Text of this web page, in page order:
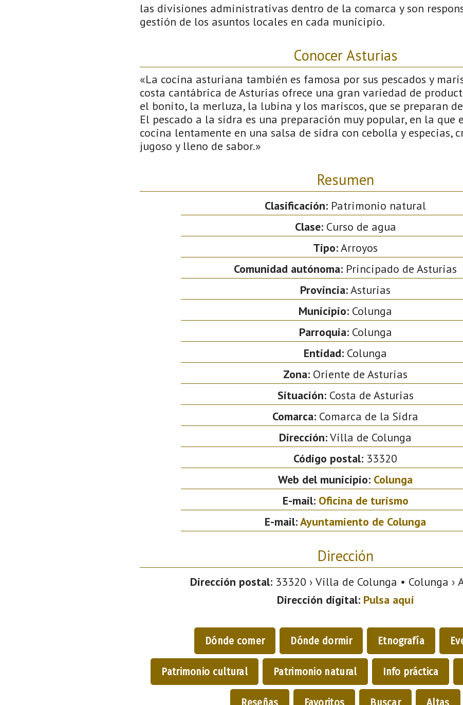
las divisiones administrativas dentro de la comarca y son
gestión de los asuntos locales en cada municipio.
Conocer Asturias
«La cocina asturiana también es famosa por sus pescados y
costa cantábrica de Asturias ofrece una gran variedad de
el bonito, la merluza, la lubina y los mariscos, que se preparan
El pescado a la sidra es una preparación muy popular, en la que
cocina lentamente en una salsa de sidra con cebolla y especias,
jugoso y lleno de sabor.»
Resumen
Clasificación: Patrimonio natural
Clase:Curso de agua
Tipo:Arroyos
Comunidad autónoma: Principado de Asturias
Provincia:Asturias
Municipio: Colunga
Parroquia:Colunga
Entidad: Colunga
Zona: Oriente de Asturias
Situación:Costa de Asturias
Comarca: Comarca de la Sidra
Dirección:Villa de Colunga
Código postal: 33320
Web del municipio: Colunga
E-mail: Oficina de turismo
E-mail:Ayuntamiento de Colunga
Dirección
Dirección postal: 33320 › Villa de Colunga • Colunga ›
Dirección digital: Pulsa aquí
Dónde comer Dónde dormir Etnografía
Patrimonio cultural Patrimonio natural Info práctica
Reseñas Favoritos Buscar Altas